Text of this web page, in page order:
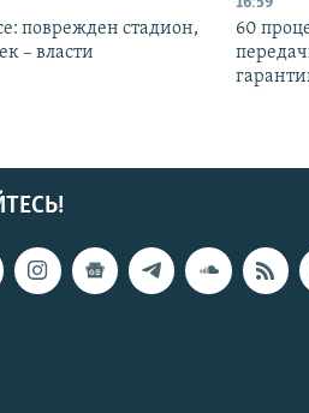
поврежден стадион,
– власти
60